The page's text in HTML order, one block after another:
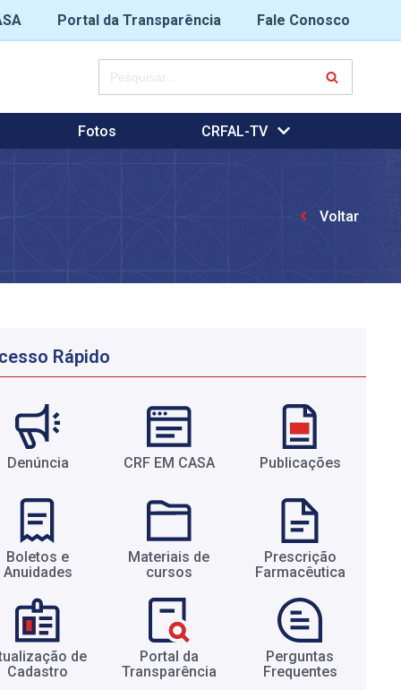
Portal da Transparência
Fale Conosco
Fotos CRFAL-TV
Voltar
Rápido
Denúncia CRF EM CASA Publicações
Boletos e
Anuidades​
Materiais de
cursos​
Prescrição
Farmacêutica​
de
Cadastro​
Portal da
Transparência​
Perguntas
Frequentes​